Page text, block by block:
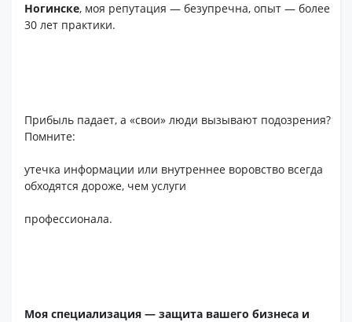
Ногинске, моя репутация — безупречна, опыт — более
30 лет практики.
Прибыль падает, а «свои» люди вызывают подозрения?
Помните:
утечка информации или внутреннее воровство всегда
обходятся дороже, чем услуги
профессионала.
Моя специализация — защита вашего бизнеса и